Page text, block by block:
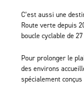
C’est aussi une
Route verte depuis
boucle cyclable de
Pour prolonger le
des environs
spécialement